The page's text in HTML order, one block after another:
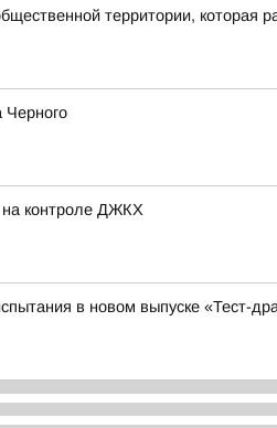
территории, которая
Черного
контроле ДЖКХ
в новом выпуске «Тест-